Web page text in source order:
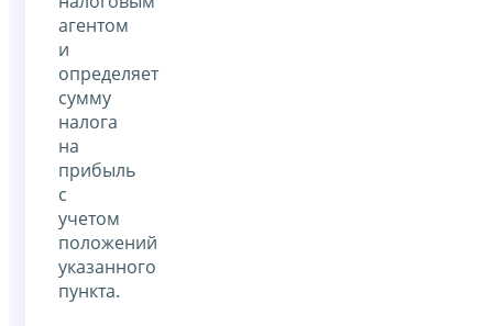
агентом
и
определяет
сумму
налога
на
прибыль
с
учетом
положений
указанного
пункта.